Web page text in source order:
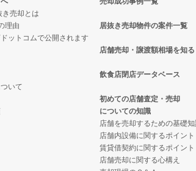
覧
案件一覧
き売却とは
理由
ットコムで公開されます
いて
居抜き売却物件の案件一覧
店舗売却・譲渡額相場を知る
飲食店閉店データベース
初めての店舗査定・売却
についての知識
店舗を売却するための基礎
店舗内設備に関するポイント
賃貸借契約に関するポイント
店舗売却に関する心構え